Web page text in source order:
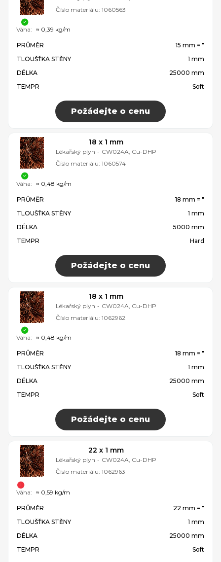
Číslo materiálu: 1060563
PRŮMĚR
15 mm = ″
TLOUŠŤKA STĚNY
1 mm
DÉLKA
25000 mm
TEMPR
Soft
Požádejte o cenu
Váha: ≈ 0,39 kg/m
18 x 1 mm
Lékařský plyn - CW024A, Cu-DHP
Číslo materiálu: 1060574
PRŮMĚR
18 mm = ″
TLOUŠŤKA STĚNY
1 mm
DÉLKA
5000 mm
TEMPR
Hard
Požádejte o cenu
Váha: ≈ 0,48 kg/m
18 x 1 mm
Lékařský plyn - CW024A, Cu-DHP
Číslo materiálu: 1062962
PRŮMĚR
18 mm = ″
TLOUŠŤKA STĚNY
1 mm
DÉLKA
25000 mm
TEMPR
Soft
Požádejte o cenu
Váha: ≈ 0,48 kg/m
22 x 1 mm
Lékařský plyn - CW024A, Cu-DHP
Číslo materiálu: 1062963
PRŮMĚR
22 mm = ″
TLOUŠŤKA STĚNY
1 mm
DÉLKA
25000 mm
TEMPR
Soft
Váha: ≈ 0,59 kg/m